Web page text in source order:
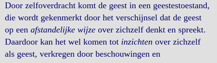
Door zelfoverdracht komt de geest in een geestestoestand,
die wordt gekenmerkt door het verschijnsel dat de geest
op een afstandelijke wijze over zichzelf denkt en spreekt.
Daardoor kan het wel komen tot inzichten over zichzelf
als geest, verkregen door beschouwingen en